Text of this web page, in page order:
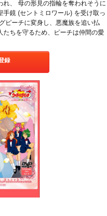
、 母の形見の指輪を奪われそうに
鏡 (セントミロワール) を受け取っ
ピーチに変身し、悪魔族を追い払
たちを守るため、ピーチは仲間の愛
録